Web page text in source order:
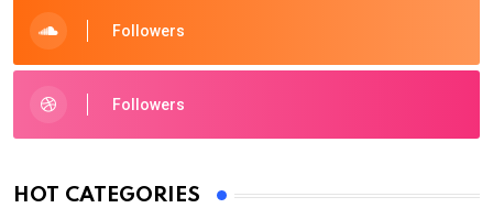
Followers
Followers
HOT CATEGORIES